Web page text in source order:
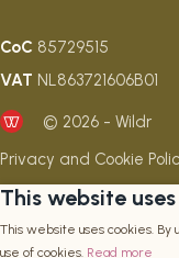
CoC 85729515
VAT NL863721606B01
© 2026 - Wildr
Privacy and Cookie
This website
This website uses cookies.
use of cookies. Read more